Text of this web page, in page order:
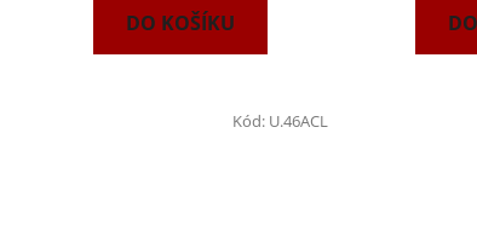
DO KOŠÍKU
Kód: U.46ACL